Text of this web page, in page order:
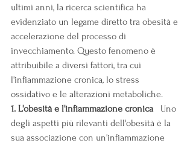
ultimi anni, la ricerca scientifica ha
evidenziato un legame diretto tra obesità e
accelerazione del processo di
invecchiamento. Questo fenomeno è
attribuibile a diversi fattori, tra cui
l'infiammazione cronica, lo stress
ossidativo e le alterazioni metaboliche.
1. L'obesità e l'infiammazione cronica Uno
degli aspetti più rilevanti dell'obesità è la
sua associazione con un'infiammazione